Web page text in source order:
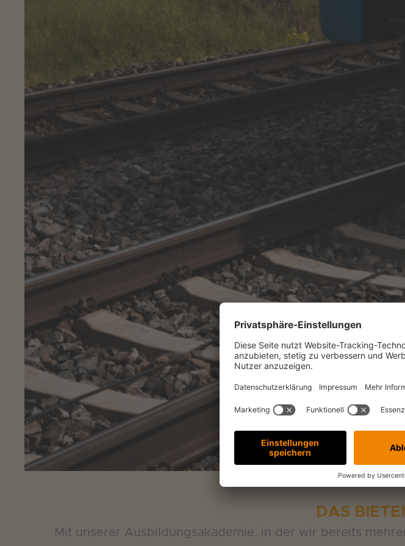
DAS
Mit unserer Ausbildungsakademie, in der wir bereits